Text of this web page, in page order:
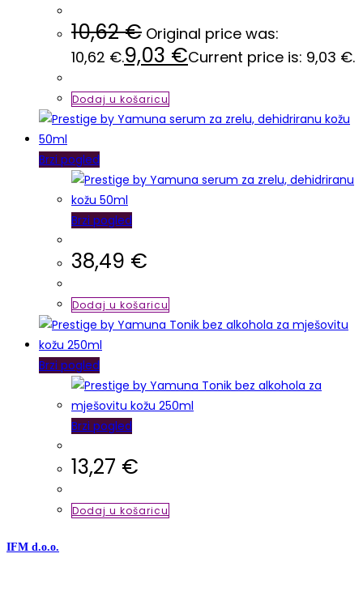
10,62€ Original price was:
10,62 €.9,03 €Current price is: 9,03 €.
Dodaj u košaricu
Brzi pogled
Brzi pogled
38,49 €
Dodaj u košaricu
Brzi pogled
Brzi pogled
13,27 €
Dodaj u košaricu
IFM d.o.o.